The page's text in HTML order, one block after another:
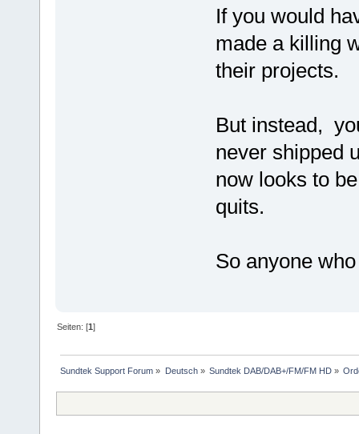
If you would
made a killing
their projects.
But instead,
never shipped
now looks to
quits.
So anyone
Seiten: [1]
Sundtek Support Forum » Deutsch» Sundtek DAB/DAB+/FM/FM HD»